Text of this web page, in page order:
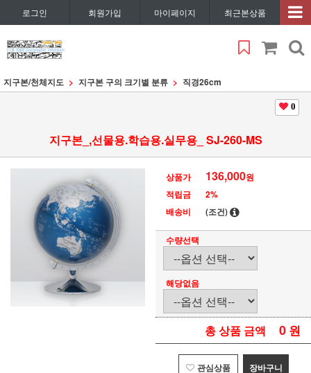
로그인 회원가입 마이페이지 최근본상품
지구본/천체지도 지구본 구의 크기별 분류 직경26cm
0
지구본_,선물용.학습용.실무용_ SJ-260-MS
상품가 136,000원
적립금
2%
배송비
(조건)
수량선택
해당없음
총 상품 금액 0 원
관심상품 장바구니